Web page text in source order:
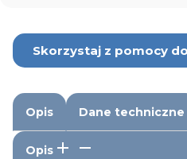
Skorzystaj z pomocy
Opis Dane techniczne
Opis